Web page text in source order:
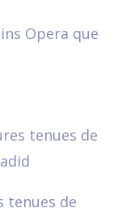
Opera que
tenues de